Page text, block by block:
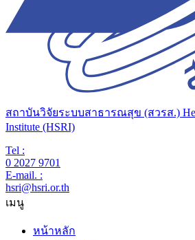
สถาบันวิจัยระบบสาธารณสุข (สวรส.)
Institute (HSRI)
Tel :
0 2027 9701
E-mail. :
hsri@hsri.or.th
เมนู
หน้าหลัก